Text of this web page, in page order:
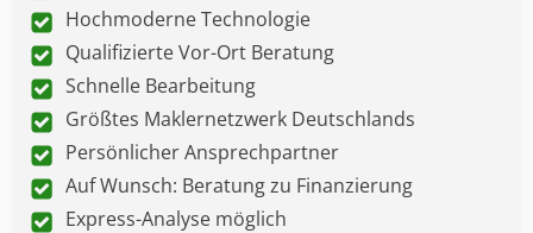
Hochmoderne Technologie
Qualifizierte Vor-Ort Beratung
Schnelle Bearbeitung
Größtes Maklernetzwerk Deutschlands
Persönlicher Ansprechpartner
Auf Wunsch: Beratung zu Finanzierung
Express-Analyse möglich